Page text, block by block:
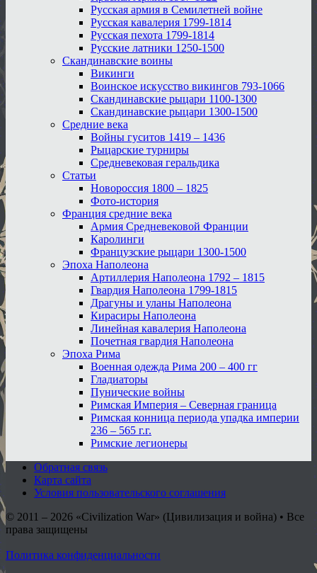
Русская армия в Семилетней войне
Русская кавалерия 1799-1814
Русская пехота 1799-1814
Русские латники 1250-1500
Скандинавские воины
Викинги
Воинское искусство викингов 793-1066
Скандинавские рыцари 1100-1300
Скандинавские рыцари 1300-1500
Средние века
Войны гуситов 1419 – 1436
Рыцарские турниры
Средневековая геральдика
Статьи
Новороссия 1800 – 1825
Фото-история
Франция средние века
Армия Средневековой Франции
Каролинги
Французские рыцари 1300-1500
Эпоха Наполеона
Артиллерия Наполеона 1792 – 1815
Гвардия Наполеона 1799-1815
Драгуны и уланы Наполеона
Кирасиры Наполеона
Линейная кавалерия Наполеона
Почетная гвардия Наполеона
Эпоха Рима
Военная одежда Рима 200 – 400 гг
Гладиаторы
Пунические войны
Римская Империя – Северная граница
Римская конница периода упадка империи
236 – 565 г.г.
Римские легионеры
Обратная связь
Карта сайта
Условия пользовательского соглашения
© 2011 – 2026 «Civilization War» (Цивилизация и война) • Все
права защищены
Политика конфиденциальности